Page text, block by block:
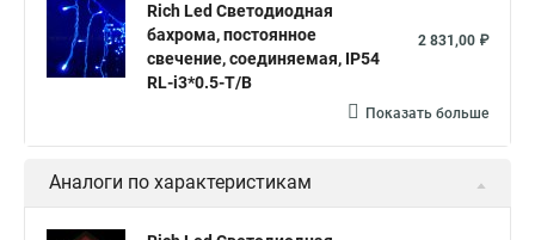
Rich Led Светодиодная
бахрома, постоянное
свечение, соединяемая, IP54
RL-i3*0.5-T/B
2 831,00 ₽
Показать больше
Аналоги по характеристикам